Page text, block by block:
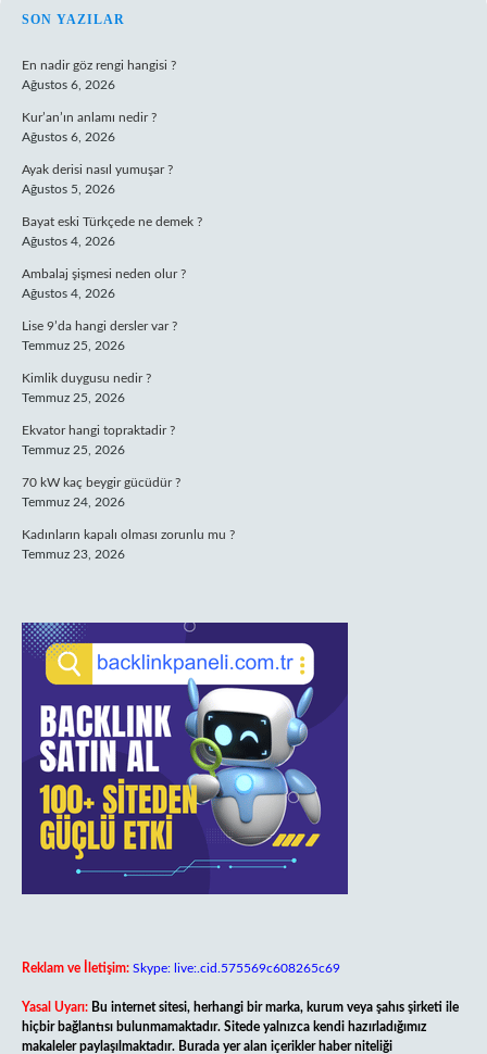
SIDEBAR
SON YAZILAR
En nadir göz rengi hangisi ?
Ağustos 6, 2026
Kur’an’ın anlamı nedir ?
Ağustos 6, 2026
Ayak derisi nasıl yumuşar ?
Ağustos 5, 2026
Bayat eski Türkçede ne demek ?
Ağustos 4, 2026
Ambalaj şişmesi neden olur ?
Ağustos 4, 2026
Lise 9’da hangi dersler var ?
Temmuz 25, 2026
Kimlik duygusu nedir ?
Temmuz 25, 2026
Ekvator hangi topraktadir ?
Temmuz 25, 2026
70 kW kaç beygir gücüdür ?
Temmuz 24, 2026
Kadınların kapalı olması zorunlu mu ?
Temmuz 23, 2026
Reklam ve İletişim: Skype: live:.cid.575569c608265c69
Yasal Uyarı: Bu internet sitesi, herhangi bir marka, kurum veya şahıs şirketi ile
hiçbir bağlantısı bulunmamaktadır. Sitede yalnızca kendi hazırladığımız
makaleler paylaşılmaktadır. Burada yer alan içerikler haber niteliği